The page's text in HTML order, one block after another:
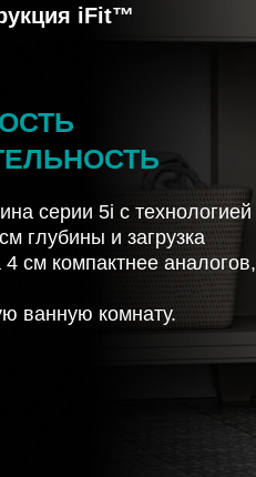
iFit™
серии 5i с технологией
глубины и загрузка
см компактнее аналогов,
ванную комнату.